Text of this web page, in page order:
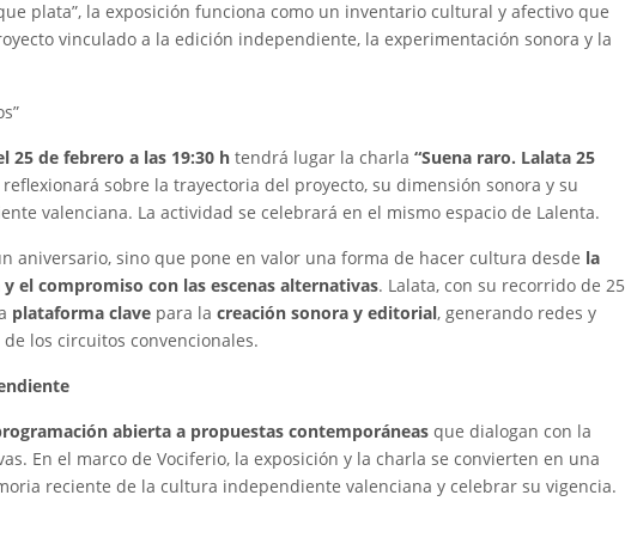
plata”, la exposición funciona como un inventario cultural y afectivo que
vinculado a la edición independiente, la experimentación sonora y la
25 de febrero a las 19:30 h tendrá lugar la charla “Suena raro. Lalata 25
sobre la trayectoria del proyecto, su dimensión sonora y su
valenciana. La actividad se celebrará en el mismo espacio de Lalenta.
aniversario, sino que pone en valor una forma de hacer cultura desde la
el compromiso con las escenas alternativas. Lalata, con su recorrido de 25
plataforma clave para la creación sonora y editorial, generando redes y
los circuitos convencionales.
abierta a propuestas contemporáneas que dialogan con la
En el marco de Vociferio, la exposición y la charla se convierten en una
reciente de la cultura independiente valenciana y celebrar su vigencia.